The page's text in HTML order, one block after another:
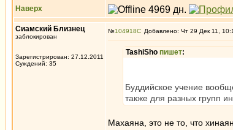
Наверх
Сиамский Близнец
заблокирован
Зарегистрирован: 27.12.2011
Суждений: 35
№104918 Добавлено: Чт 29 Дек 11,
TashiSho пишет:
Буддийское учение
также для разных групп
Махаяна, это не то, что